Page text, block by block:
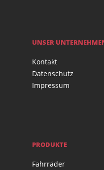
UNSER
Kontakt
Datenschutz
Impressum
PRODUKTE
Fahrräder